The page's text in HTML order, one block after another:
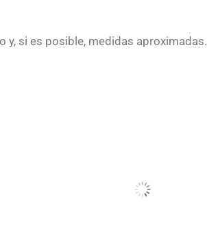
y, si es posible, medidas aproximadas.